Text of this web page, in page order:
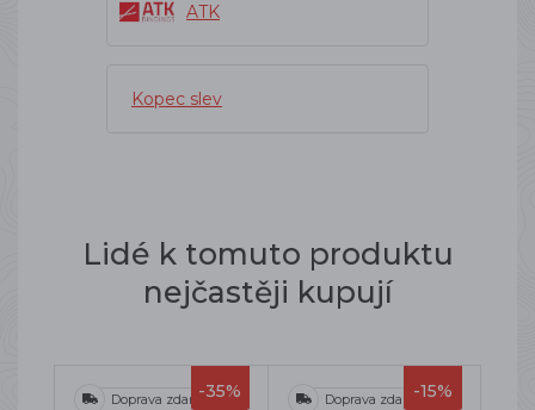
ATK
Kopec slev
Lidé k tomuto produktu
nejčastěji kupují
-35%
Doprava zdarma -15%
Doprava zdarma